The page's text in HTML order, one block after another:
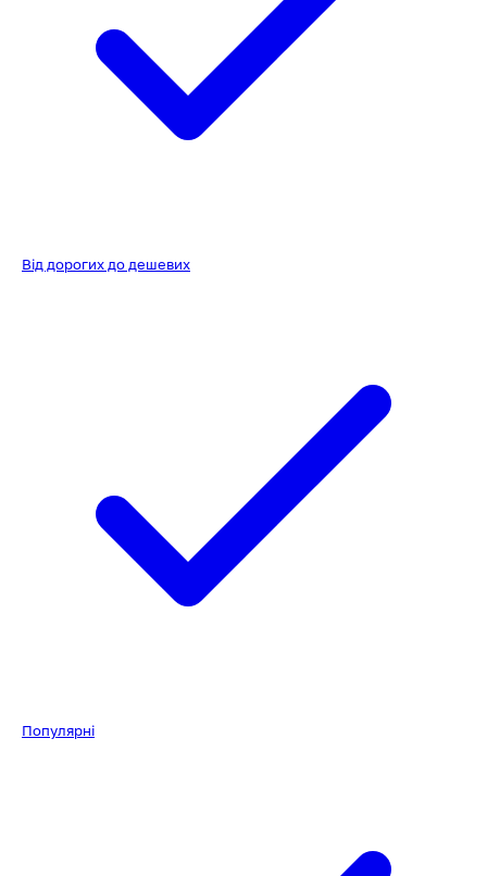
Від дорогих до дешевих
Популярні